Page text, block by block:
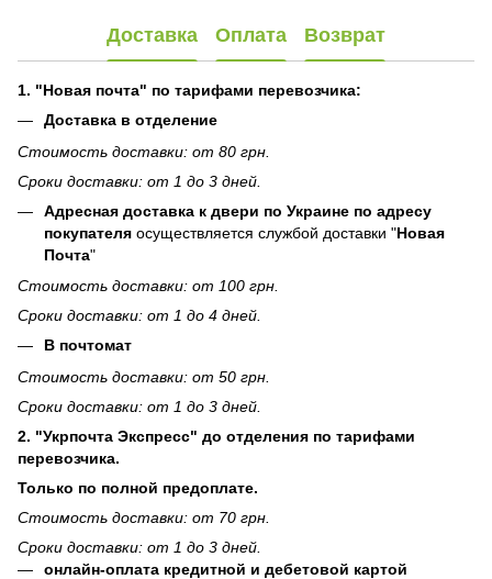
Доставка Оплата Возврат
1. "Новая почта" по тарифами перевозчика:
Доставка в отделение
Стоимость доставки: от 80 грн.
Сроки доставки: от 1 до 3 дней.
Адресная доставка к двери по Украине по адресу
покупателя осуществляется службой доставки "Новая
Почта"
Стоимость доставки: от 100 грн.
Сроки доставки: от 1 до 4 дней.
В почтомат
Стоимость доставки: от 50 грн.
Сроки доставки: от 1 до 3 дней.
2. "Укрпочта Экспресс" до отделения по тарифами
перевозчика.
Только по полной предоплате.
Стоимость доставки: от 70 грн.
Сроки доставки: от 1 до 3 дней.
онлайн-оплата кредитной и дебетовой картой